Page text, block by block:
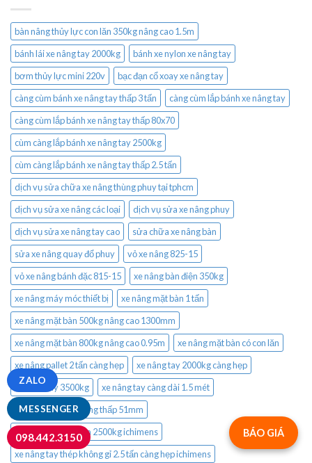
bàn nâng thủy lực con lăn 350kg nâng cao 1.5m
bánh lái xe nâng tay 2000kg
bánh xe nylon xe nâng tay
bơm thủy lực mini 220v
bạc đạn cổ xoay xe nâng tay
càng cùm bánh xe nâng tay thấp 3 tấn
càng cùm lắp bánh xe nâng tay
càng cùm lắp bánh xe nâng tay thấp 80x70
cùm càng lắp bánh xe nâng tay 2500kg
cùm càng lắp bánh xe nâng tay thấp 2.5 tấn
dịch vụ sửa chữa xe nâng thùng phuy tại tphcm
dịch vụ sửa xe nâng các loại
dịch vụ sửa xe nâng phuy
dịch vụ sửa xe nâng tay cao
sửa chữa xe nâng bàn
sửa xe nâng quay đổ phuy
vỏ xe nâng 825-15
vỏ xe nâng bánh đặc 815-15
xe nâng bàn điện 350kg
xe nâng máy móc thiết bị
xe nâng mặt bàn 1 tấn
xe nâng mặt bàn 500kg nâng cao 1300mm
xe nâng mặt bàn 800kg nâng cao 0.95m
xe nâng mặt bàn có con lăn
xe nâng pallet 2 tấn càng hẹp
xe nâng tay 2000kg càng hẹp
xe nâng tay 3500kg
xe nâng tay càng dài 1.5 mét
xe nâng tay càng rộng thấp 51mm
xe nâng tay mạ kẽm 2500kg ichimens
xe nâng tay thép không gỉ 2.5 tấn càng hẹp ichimens
BÁO GIÁ
MESSENGER
ZALO
098.442.3150